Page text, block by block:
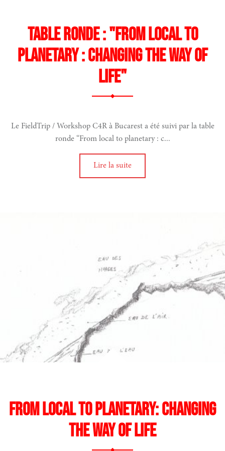
Table ronde : "From local to
planetary : changing the way of
life"
Le FieldTrip / Workshop C4R à Bucarest a été suivi par la table
ronde “From local to planetary : c...
Lire la suite
From local to planetary: changing
the way of life